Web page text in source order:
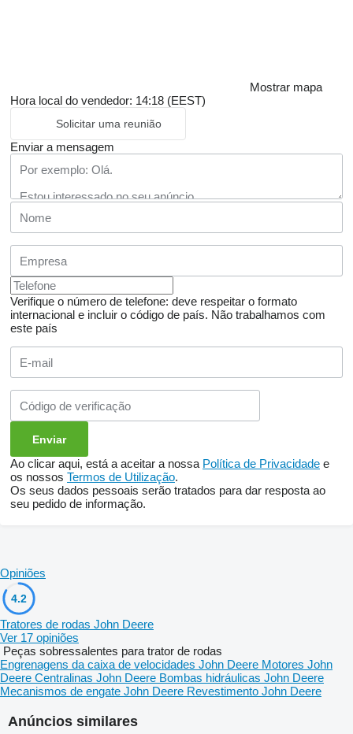
Mostrar mapa
Hora local do vendedor: 14:18 (EEST)
Solicitar uma reunião
Enviar a mensagem
Verifique o número de telefone: deve respeitar o formato
internacional e incluir o código de país. Não trabalhamos com
este país
Ao clicar aqui, está a aceitar a nossa Política de Privacidade e
os nossos Termos de Utilização.
Os seus dados pessoais serão tratados para dar resposta ao
seu pedido de informação.
Anúncios similares
Opiniões
4.2
Tratores de rodas John Deere
Ver 17 opiniões
Peças sobressalentes para trator de rodas
Engrenagens da caixa de velocidades John Deere Motores John
Deere Centralinas John Deere Bombas hidráulicas John Deere
Mecanismos de engate John Deere Revestimento John Deere